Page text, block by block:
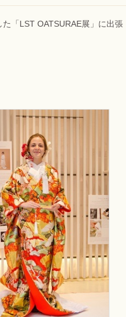
「LST OATSURAE展」に出張